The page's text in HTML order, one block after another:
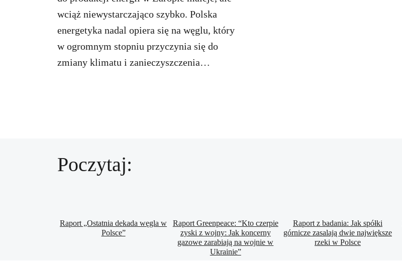
wciąż niewystarczająco szybko. Polska
energetyka nadal opiera się na węglu, który
w ogromnym stopniu przyczynia się do
zmiany klimatu i zanieczyszczenia
Poczytaj:
Raport „Ostatnia dekada węgla w
Polsce”
Raport Greenpeace: “Kto czerpie
zyski z wojny: Jak koncerny
gazowe zarabiają na wojnie w
Ukrainie”
Raport z badania: Jak spółki
górnicze zasalają dwie największe
rzeki w Polsce